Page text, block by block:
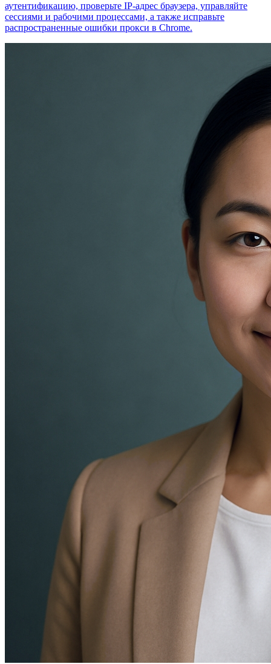
аутентификацию, проверьте IP-адрес браузера, управляйте
сессиями и рабочими процессами, а также исправьте
распространенные ошибки прокси в Chrome.